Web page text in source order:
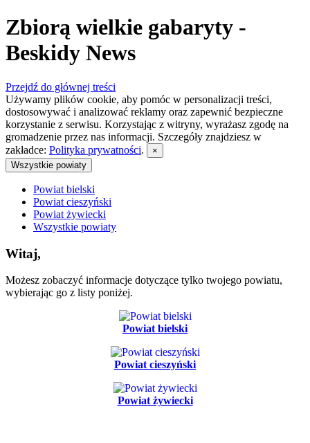
Zbiorą wielkie gabaryty -
Beskidy News
Przejdź do głównej treści
Używamy plików cookie, aby pomóc w personalizacji treści,
dostosowywać i analizować reklamy oraz zapewnić bezpieczne
korzystanie z serwisu. Korzystając z witryny, wyrażasz zgodę na
gromadzenie przez nas informacji. Szczegóły znajdziesz w
zakładce: Polityka prywatności.
×
Wszystkie powiaty
Powiat bielski
Powiat cieszyński
Powiat żywiecki
Wszystkie powiaty
Witaj,
Możesz zobaczyć informacje dotyczące tylko twojego powiatu,
wybierając go z listy poniżej.
Powiat bielski
Powiat cieszyński
Powiat żywiecki